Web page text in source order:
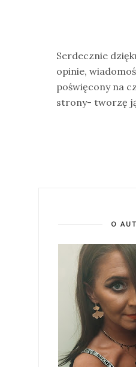
Serdecznie
opinie,
poświęcony na
strony- tworzę
O